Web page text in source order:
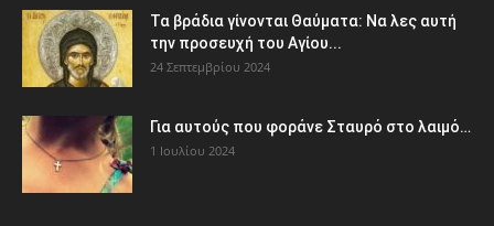
Τα βράδια γίνονται Θαύματα: Να λες αυτή
την προσευχή του Αγίου...
24 Σεπτεμβρίου 2024
Για αυτούς που φοράνε Σταυρό στο λαιμό…
1 Ιουλίου 2024